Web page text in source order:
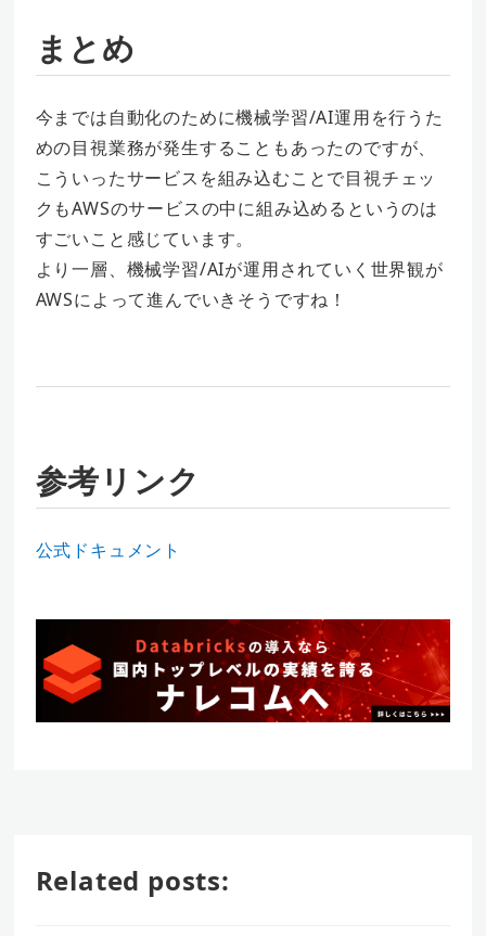
まとめ
今までは自動化のために機械学習/AI運用を行うた
めの目視業務が発生することもあったのですが、
こういったサービスを組み込むことで目視チェッ
クもAWSのサービスの中に組み込めるというのは
すごいこと感じています。
より一層、機械学習/AIが運用されていく世界観が
AWSによって進んでいきそうですね！
参考リンク
公式ドキュメント
Related posts: